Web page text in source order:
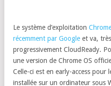
Le système d’exploitation
récemment par Google et va,
progressivement CloudReady.
une version de Chrome OS
Celle-ci est en early-access pour
installée sur un ordinateur sous